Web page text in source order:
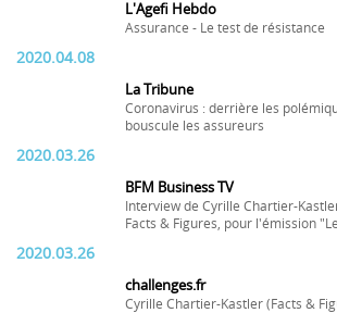
L'Agefi Hebdo
Assurance - Le test de résistance
2020.04.08
La Tribune
Coronavirus : derrière les
bouscule les assureurs
2020.03.26
BFM Business TV
Interview de Cyrille Chartier-
Facts & Figures, pour l'émission
2020.03.26
challenges.fr
Cyrille Chartier-Kastler (Facts &